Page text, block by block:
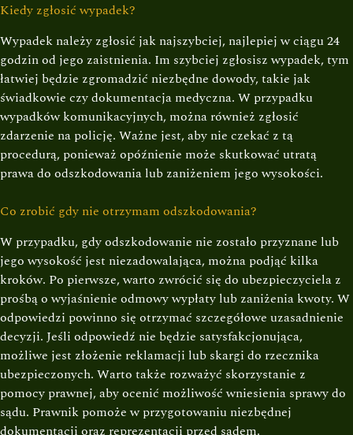
Kiedy zgłosić wypadek?
Wypadek należy zgłosić jak najszybciej, najlepiej w ciągu 24
godzin od jego zaistnienia. Im szybciej zgłosisz wypadek, tym
łatwiej będzie zgromadzić niezbędne dowody, takie jak
świadkowie czy dokumentacja medyczna. W przypadku
wypadków komunikacyjnych, można również zgłosić
zdarzenie na policję. Ważne jest, aby nie czekać z tą
procedurą, ponieważ opóźnienie może skutkować utratą
prawa do odszkodowania lub zaniżeniem jego wysokości.
Co zrobić gdy nie otrzymam odszkodowania?
W przypadku, gdy odszkodowanie nie zostało przyznane lub
jego wysokość jest niezadowalająca, można podjąć kilka
kroków. Po pierwsze, warto zwrócić się do ubezpieczyciela z
prośbą o wyjaśnienie odmowy wypłaty lub zaniżenia kwoty. W
odpowiedzi powinno się otrzymać szczegółowe uzasadnienie
decyzji. Jeśli odpowiedź nie będzie satysfakcjonująca,
możliwe jest złożenie reklamacji lub skargi do rzecznika
ubezpieczonych. Warto także rozważyć skorzystanie z
pomocy prawnej, aby ocenić możliwość wniesienia sprawy do
sądu. Prawnik pomoże w przygotowaniu niezbędnej
dokumentacji oraz reprezentacji przed sądem.